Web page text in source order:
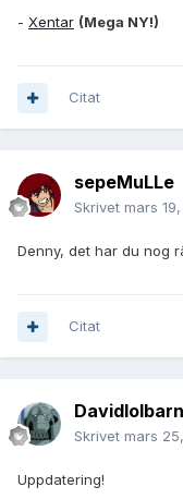
- Xentar (Mega NY!)
Citat
sepeMuLLe
Skrivet mars
Denny, det har du nog
Citat
Davidlolbarn
Skrivet mars
Uppdatering!